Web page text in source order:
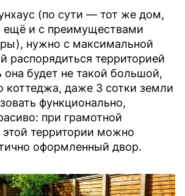
(по сути — тот же дом,
ещё и с преимуществами
нужно с максимальной
распорядиться территорией
она будет не такой большой,
коттеджа, даже 3 сотки земли
функционально,
при грамотной
этой территории можно
оформленный двор.